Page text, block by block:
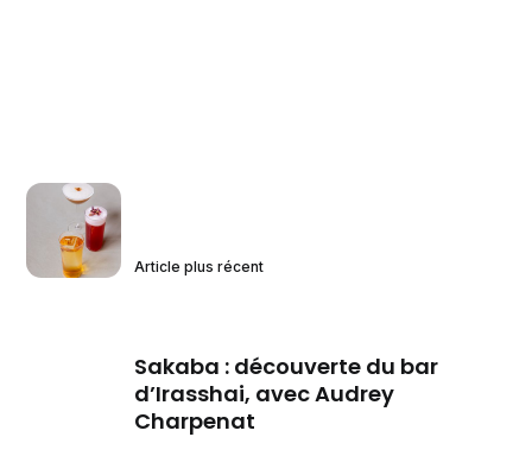
Article plus récent
Sakaba : découverte du bar
d’Irasshai, avec Audrey
Charpenat